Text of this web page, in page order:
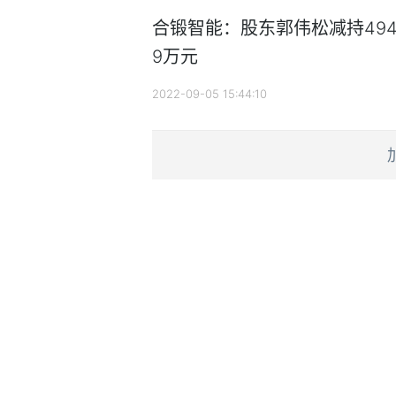
合锻智能：股东郭伟松减持
9万元
2022-09-05 15:44:10